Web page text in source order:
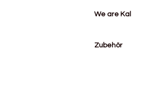
We are Kal
Zubehör